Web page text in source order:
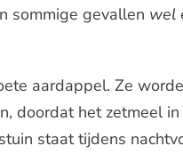
sommige gevallen wel
aardappel. Ze
doordat het zetmeel
staat tijdens